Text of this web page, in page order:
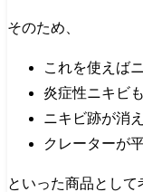
そのため、
これを使えば
炎症性ニキビ
ニキビ跡が消
クレーターが
といった商品として